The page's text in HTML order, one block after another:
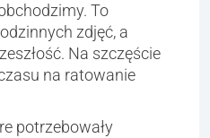
To
zdjęć, a
Na szczęście
na ratowanie
potrzebowały